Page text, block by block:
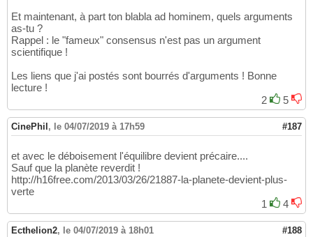
Et maintenant, à part ton blabla ad hominem, quels arguments
as-tu ?
Rappel : le "fameux" consensus n'est pas un argument
scientifique !
Les liens que j'ai postés sont bourrés d'arguments ! Bonne
lecture !
2
5
CinePhil , le 04/07/2019 à 17h59 #187
et avec le déboisement l'équilibre devient précaire....
Sauf que la planète reverdit !
http://h16free.com/2013/03/26/21887-la-planete-devient-plus-
verte
1
4
Ecthelion2, le 04/07/2019 à 18h01 #188